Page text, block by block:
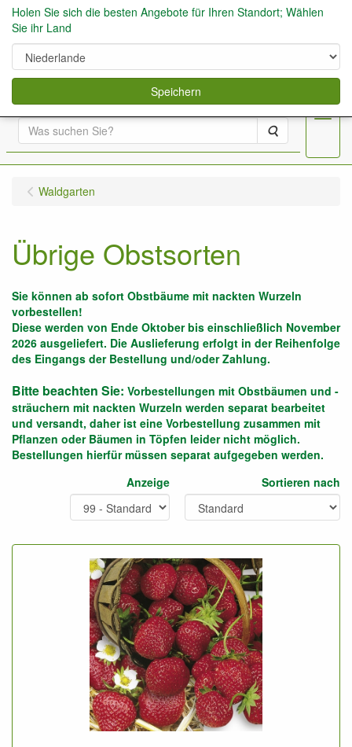
Suche
Menu
Waldgarten
Übrige Obstsorten
Sie können ab sofort Obstbäume mit nackten Wurzeln
vorbestellen!
Diese werden von Ende Oktober bis einschließlich November
2026 ausgeliefert. Die Auslieferung erfolgt in der Reihenfolge
des Eingangs der Bestellung und/oder Zahlung.
Bitte beachten Sie: Vorbestellungen mit Obstbäumen und -
sträuchern mit nackten Wurzeln werden separat bearbeitet
und versandt, daher ist eine Vorbestellung zusammen mit
Pflanzen oder Bäumen in Töpfen leider nicht möglich.
Bestellungen hierfür müssen separat aufgegeben werden.
Anzeige
Sortieren nach
Holen Sie sich die besten Angebote für Ihren Standort; Wählen
Sie ihr Land
Speichern